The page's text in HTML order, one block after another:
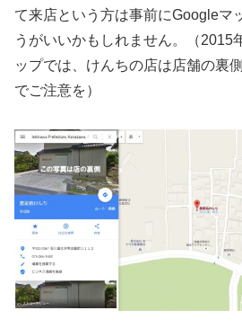
て来店という方は事前にGoogleマ
うがいいかもしれません。（2015
ップでは、けんちの店は店舗の裏
でご注意を）